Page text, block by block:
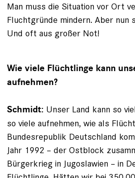
Man muss die Situation vor Ort
Fluchtgründe mindern. Aber nun
Und oft aus großer Not!
Wie viele Flüchtlinge kann
aufnehmen?
Schmidt: Unser Land kann so
so viele aufnehmen, wie als
Bundesrepublik Deutschland
Jahr 1992 – der Ostblock
Bürgerkrieg in Jugoslawien – in